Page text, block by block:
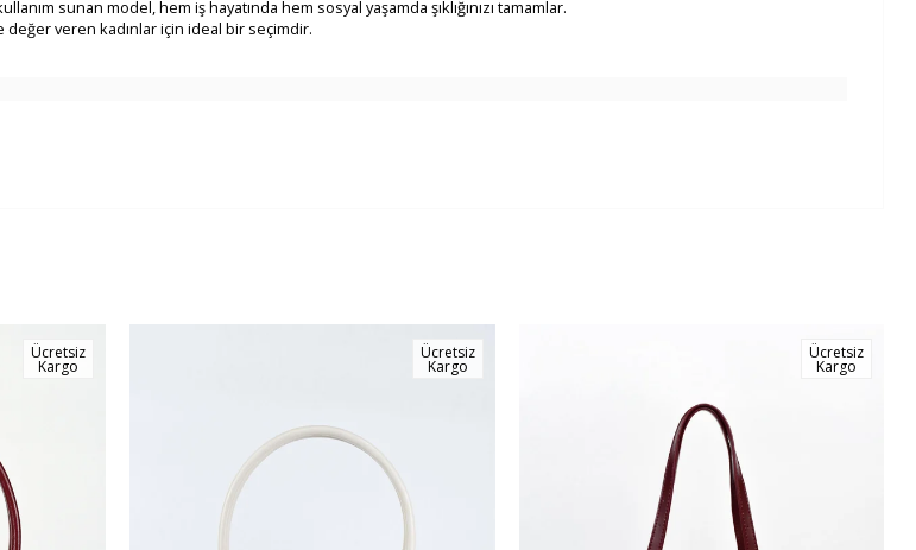
sunan model, hem iş hayatında hem sosyal yaşamda şıklığınızı tamamlar.
veren kadınlar için ideal bir seçimdir.
Ücretsiz
Kargo
Ücretsiz
Kargo
Ücretsiz
Kargo